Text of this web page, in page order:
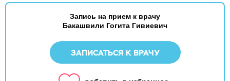
Запись на прием к врачу
Бакашвили Гогита Гивиевич
ЗАПИСАТЬСЯ К ВРАЧУ